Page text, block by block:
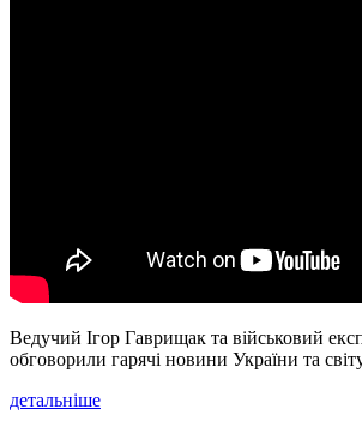
Ведучий Ігор Гаврищак та військовий
обговорили гарячі новини України та
детальніше